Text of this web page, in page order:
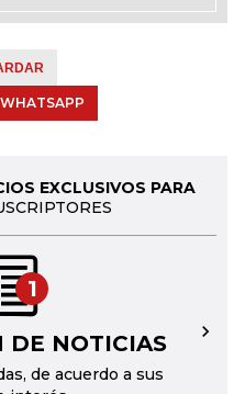
EXCLUSIVOS PARA
1
DE NOTICIAS
de acuerdo a sus
→